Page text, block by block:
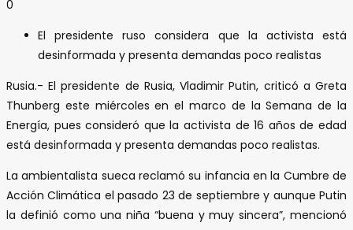
0
El presidente ruso considera que la activista está
desinformada y presenta demandas poco realistas
Rusia.- El presidente de Rusia, Vladimir Putin, criticó a Greta
Thunberg este miércoles en el marco de la Semana de la
Energía, pues consideró que la activista de 16 años de edad
está desinformada y presenta demandas poco realistas.
La ambientalista sueca reclamó su infancia en la Cumbre de
Acción Climática el pasado 23 de septiembre y aunque Putin
la definió como una niña “buena y muy sincera”, mencionó